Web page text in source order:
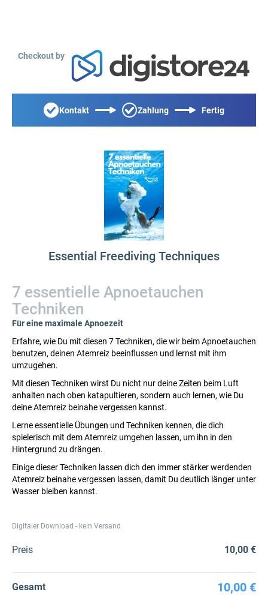
Checkout by
Kontakt Zahlung Fertig
Essential Freediving Techniques
7 essentielle Apnoetauchen
Techniken
Für eine maximale Apnoezeit
Erfahre, wie Du mit diesen 7 Techniken, die wir beim Apnoetauchen
benutzen, deinen Atemreiz beeinflussen und lernst mit ihm
umzugehen.
Mit diesen Techniken wirst Du nicht nur deine Zeiten beim Luft
anhalten nach oben katapultieren, sondern auch lernen, wie Du
deine Atemreiz beinahe vergessen kannst.
Lerne essentielle Übungen und Techniken kennen, die dich
spielerisch mit dem Atemreiz umgehen lassen, um ihn in den
Hintergrund zu drängen.
Einige dieser Techniken lassen dich den immer stärker werdenden
Atemreiz beinahe vergessen lassen, damit Du deutlich länger unter
Wasser bleiben kannst.
Digitaler Download - kein Versand
Preis 10,00 €
Gesamt 10,00 €